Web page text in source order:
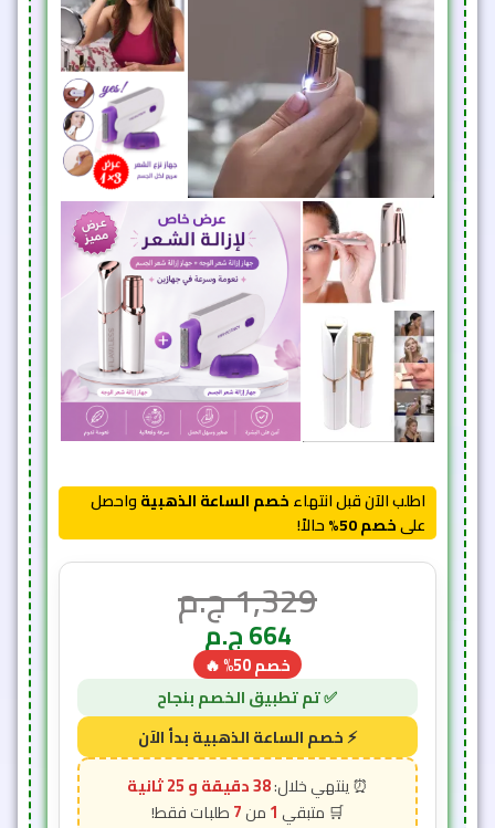
اطلب الآن قبل انتهاءخصم الساعة الذهبيةواحصل
علىخصم 50% حالاً!
1,329ج.م
664ج.م
خصم 50% 🔥
38 دقيقة و 23 ثانية
1
7